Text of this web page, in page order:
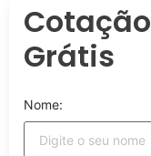
Cotação
Grátis
Nome: